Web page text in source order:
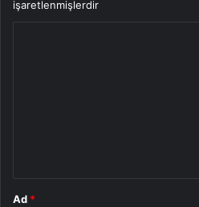
işaretlenmişlerdir
Ad *